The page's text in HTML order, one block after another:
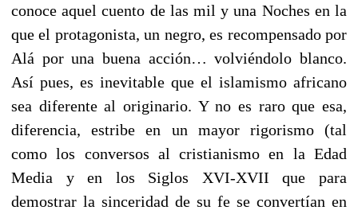
conoce aquel cuento de las mil y una Noches en la
que el protagonista, un negro, es recompensado por
Alá por una buena acción… volviéndolo blanco.
Así pues, es inevitable que el islamismo africano
sea diferente al originario. Y no es raro que esa,
diferencia, estribe en un mayor rigorismo (tal
como los conversos al cristianismo en la Edad
Media y en los Siglos XVI-XVII que para
demostrar la sinceridad de su fe se convertían en